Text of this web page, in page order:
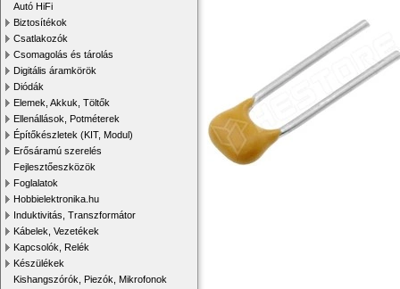
Autó HiFi
Biztosítékok
Csatlakozók
Csomagolás és tárolás
Digitális áramkörök
Diódák
Elemek, Akkuk, Töltők
Ellenállások, Potméterek
Építőkészletek (KIT, Modul)
Erősáramú szerelés
Fejlesztőeszközök
Foglalatok
Hobbielektronika.hu
Induktivitás, Transzformátor
Kábelek, Vezetékek
Kapcsolók, Relék
Készülékek
Kishangszórók, Piezók, Mikrofonok